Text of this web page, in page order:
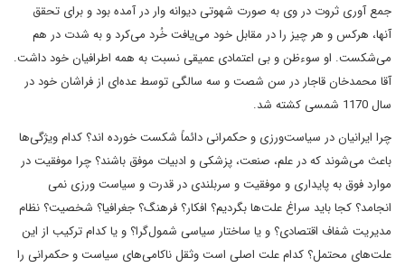
جمع آوری ثروت در وی به صورت شهوتی دیوانه وار در آمده بود و برای تحقق
آنها، هرکس و هر چیز را در مقابل خود می‌یافت خُرد می‌کرد و به شدت در هم
می‌شکست. او سوءظن و بی اعتمادی عمیقی نسبت به همه اطرافیان خود داشت.
آقا محمدخان قاجار در سن شصت و سه سالگی توسط عده‌ای از فراشان خود در
سال 1170 شمسی کشته شد.
چرا ایرانیان در سیاست‌ورزی و حکمرانی دائماً شکست خورده اند؟ کدام ویژگی‌ها
باعث می‌شوند که در علم، صنعت، پزشکی و ادبیات موفق باشند؟ چرا موفقیت در
موارد فوق به پایداری و موفقیت و سربلندی در قدرت و سیاست ورزی نمی
انجامد؟ کجا باید سراغ علت‌ها بگردیم؟ افکار؟ فرهنگ؟ جغرافیا؟ شخصیت؟ نظام
مدیریت شفاف اقتصادی؟ و یا ساختار سیاسی شمول‌گرا؟ و یا کدام ترکیب از این
علت‌های محتمل؟ کدام علت اصلی است وثقل ناکامی‌های سیاست و حکمرانی را